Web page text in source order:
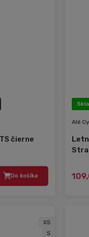
čierne
Do košíka
Alé
XS
S